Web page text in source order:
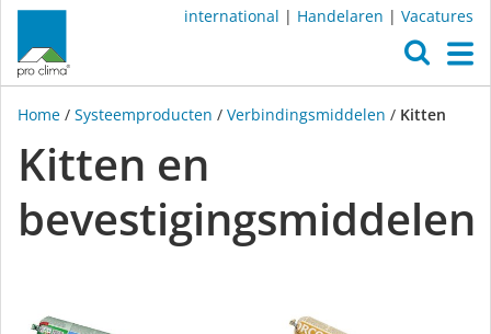
international | Handelaren | Vacatures
Home / Systeemproducten / Verbindingsmiddelen / Kitten
Kitten en
bevestigingsmiddelen